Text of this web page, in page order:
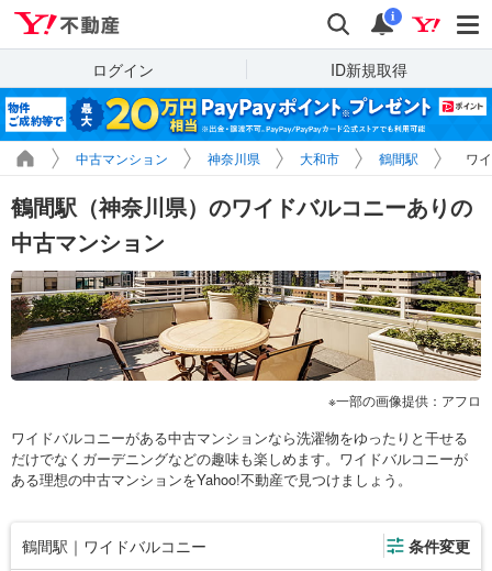
検索 通知
i
ログイン ID新規取得
中古マンション 神奈川県 大和市 鶴間駅 ワ
鶴間駅（神奈川県）のワイドバルコニーありの
中古マンション
一部の画像提供：アフロ
ワイドバルコニーがある中古マンションなら洗濯物をゆったりと干せる
だけでなくガーデニングなどの趣味も楽しめます。ワイドバルコニーが
ある理想の中古マンションをYahoo!不動産で見つけましょう。
鶴間駅｜ワイドバルコニー 条件変更